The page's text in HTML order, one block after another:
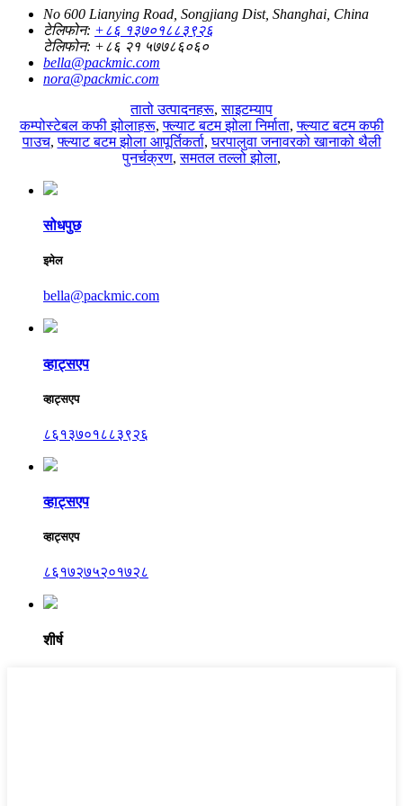
No 600 Lianying Road, Songjiang Dist, Shanghai, China
टेलिफोन: +८६ १३७०१८८३९२६
टेलिफोन: +८६ २१ ५७७८६०६०
bella@packmic.com
nora@packmic.com
तातो उत्पादनहरू,साइटम्याप
कम्पोस्टेबल कफी झोलाहरू,फ्ल्याट बटम झोला निर्माता,फ्ल्याट बटम कफी
पाउच,फ्ल्याट बटम झोला आपूर्तिकर्ता,घरपालुवा जनावरको खानाको थैली
पुनर्चक्रण,समतल तल्लो झोला,
सोधपुछ
इमेल
bella@packmic.com
व्हाट्सएप
व्हाट्सएप
८६१३७०१८८३९२६
व्हाट्सएप
व्हाट्सएप
८६१७२७५२०१७२८
शीर्ष